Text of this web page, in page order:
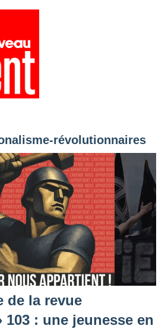
révolutionnaires
de la revue
103 : une jeunesse en